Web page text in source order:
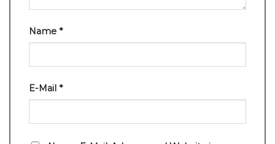
Name *
E-Mail *